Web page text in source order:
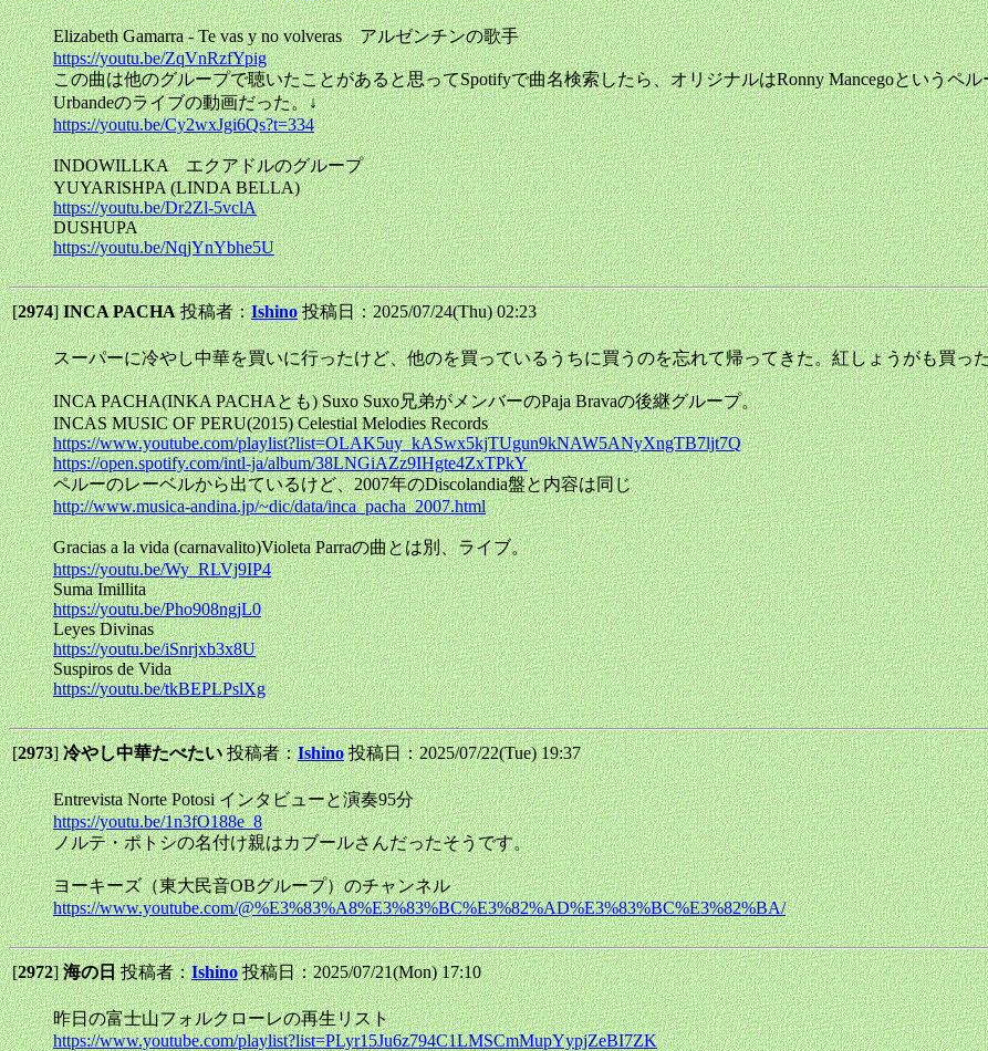
Elizabeth Gamarra - Te vas y no volveras アルゼンチンの歌手
https://youtu.be/ZqVnRzfYpig
この曲は他のグループで聴いたことがあると思ってSpotifyで曲名検索したら、オリジナルはRonny Mancegoというペ
Urbandeのライブの動画だった。↓
https://youtu.be/Cy2wxJgi6Qs?t=334
INDOWILLKA エクアドルのグループ
YUYARISHPA (LINDA BELLA)
https://youtu.be/Dr2Zl-5vclA
DUSHUPA
https://youtu.be/NqjYnYbhe5U
[2974]INCA PACHA投稿者：Ishino 投稿日：2025/07/24(Thu) 02:23
スーパーに冷やし中華を買いに行ったけど、他のを買っているうちに買うのを忘れて帰ってきた。紅しょうがも買っ
INCA PACHA(INKA PACHAとも) Suxo Suxo兄弟がメンバーのPaja Bravaの後継グループ。
INCAS MUSIC OF PERU(2015) Celestial Melodies Records
https://www.youtube.com/playlist?list=OLAK5uy_kASwx5kjTUgun9kNAW5ANyXngTB7ljt7Q
https://open.spotify.com/intl-ja/album/38LNGiAZz9IHgte4ZxTPkY
ペルーのレーベルから出ているけど、2007年のDiscolandia盤と内容は同じ
http://www.musica-andina.jp/~dic/data/inca_pacha_2007.html
Gracias a la vida (carnavalito)Violeta Parraの曲とは別、ライブ。
https://youtu.be/Wy_RLVj9IP4
Suma Imillita
https://youtu.be/Pho908ngjL0
Leyes Divinas
https://youtu.be/iSnrjxb3x8U
Suspiros de Vida
https://youtu.be/tkBEPLPslXg
[2973]冷やし中華たべたい投稿者：Ishino 投稿日：2025/07/22(Tue) 19:37
Entrevista Norte Potosi インタビューと演奏95分
https://youtu.be/1n3fO188e_8
ノルテ・ポトシの名付け親はカブールさんだったそうです。
ヨーキーズ（東大民音OBグループ）のチャンネル
https://www.youtube.com/@%E3%83%A8%E3%83%BC%E3%82%AD%E3%83%BC%E3%82%BA/
[2972]海の日投稿者：Ishino 投稿日：2025/07/21(Mon) 17:10
昨日の富士山フォルクローレの再生リスト
https://www.youtube.com/playlist?list=PLyr15Ju6z794C1LMSCmMupYypjZeBI7ZK